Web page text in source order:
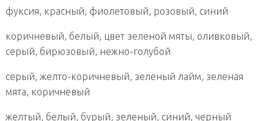
фуксия, красный, фиолетовый, розовый, синий
коричневый, белый, цвет зеленой мяты, оливковый,
серый, бирюзовый, нежно-голубой
серый, желто-коричневый, зеленый лайм, зеленая
мята, коричневый
желтый, белый, бурый, зеленый, синий, черный